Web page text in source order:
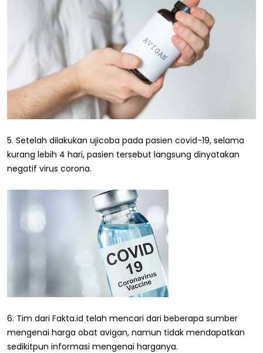
5. Setelah dilakukan ujicoba pada pasien covid-19, selama
kurang lebih 4 hari, pasien tersebut langsung dinyatakan
negatif virus corona.
6. Tim dari Fakta.id telah mencari dari beberapa sumber
mengenai harga obat avigan, namun tidak mendapatkan
sedikitpun informasi mengenai harganya.